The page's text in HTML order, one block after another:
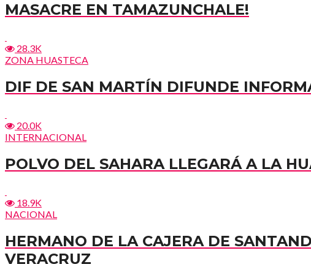
MASACRE EN TAMAZUNCHALE!
28.3K
ZONA HUASTECA
DIF DE SAN MARTÍN DIFUNDE
20.0K
INTERNACIONAL
POLVO DEL SAHARA LLEGARÁ A LA
18.9K
NACIONAL
HERMANO DE LA CAJERA DE
VERACRUZ